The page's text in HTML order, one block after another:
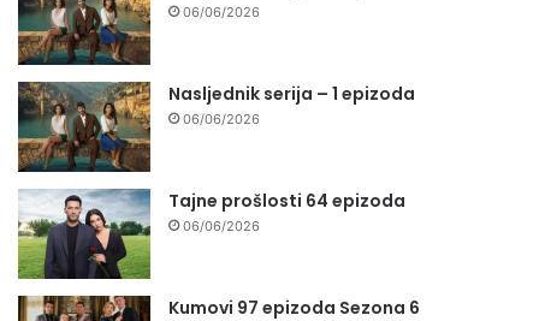
06/06/2026
Nasljednik serija – 1 epizoda
06/06/2026
Tajne prošlosti 64 epizoda
06/06/2026
Kumovi 97 epizoda Sezona 6